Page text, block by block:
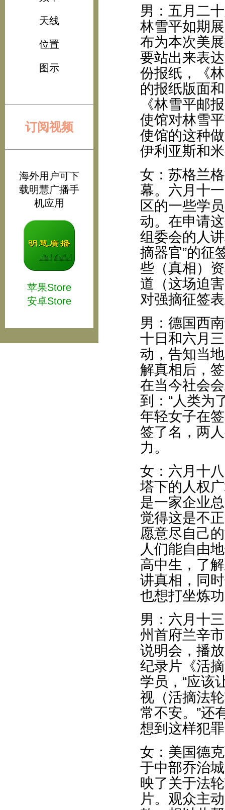
天线
位置
图示
订阅视频
海外用户可下
载明慧广播手
机应用
苹果Store
安卓Store
男：五月二
林雪平如期
布为本次美
要站出来表
份报纸，《
的报纸版面
《林雪平邮
使馆对林雪
使馆的这种
伊利亚斯和
女：苏格兰
幕。六月十
区的一些学
动。在申请
组委会的人
摘器官”的征
些（真相）
道（这场迫
对强摘征签
男：德国西
十日和六月
动，告知当
解真相后，
在当今社会
到：“人类为
年轻女子在
签了名，两
力。
女：六月十
塔下的人权
是一家企业
觉得这是不
愿意尽自己
人们能自由
高中生，了
讲真相，同
也想打坐炼
男：六月十
州首府兰辛
说明会，播
纪录片《活
学员，“应该
视（活摘法
常不安。”还
想到这样犯
女：美国德
于中部乔治
映了关于法
片。观众主